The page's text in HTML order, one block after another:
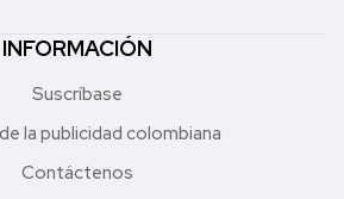
INFORMACIÓN
Suscríbase
la publicidad colombiana
Contáctenos